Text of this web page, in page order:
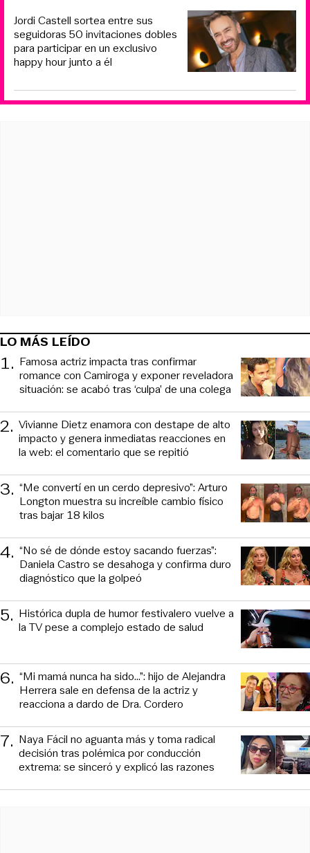
Jordi Castell sortea entre sus
seguidoras 50 invitaciones dobles
para participar en un exclusivo
happy hour junto a él
LO MÁS LEÍDO
1. Famosa actriz impacta tras confirmar
romance con Camiroga y exponer reveladora
situación: se acabó tras ‘culpa’ de una colega
2. Vivianne Dietz enamora con destape de alto
impacto y genera inmediatas reacciones en
la web: el comentario que se repitió
3. “Me convertí en un cerdo depresivo”: Arturo
Longton muestra su increíble cambio físico
tras bajar 18 kilos
4. “No sé de dónde estoy sacando fuerzas”:
Daniela Castro se desahoga y confirma duro
diagnóstico que la golpeó
5. Histórica dupla de humor festivalero vuelve a
la TV pese a complejo estado de salud
6. “Mi mamá nunca ha sido...”: hijo de Alejandra
Herrera sale en defensa de la actriz y
reacciona a dardo de Dra. Cordero
7. Naya Fácil no aguanta más y toma radical
decisión tras polémica por conducción
extrema: se sinceró y explicó las razones